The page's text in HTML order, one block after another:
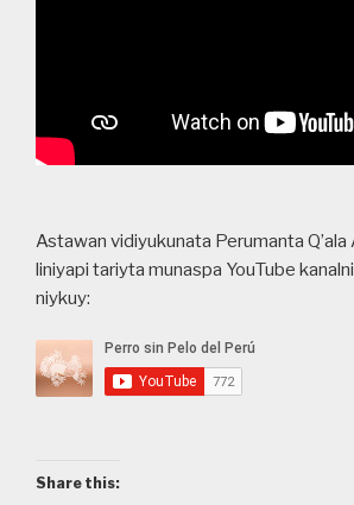
Astawan vidiyukunata Perumanta Q’ala
liniyapi tariyta munaspa YouTube
niykuy:
Share this: